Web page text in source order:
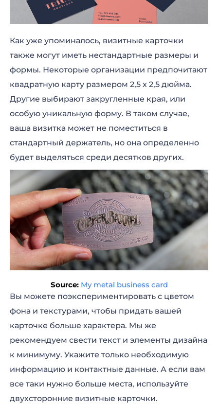
Как уже упоминалось, визитные карточки
также могут иметь нестандартные размеры и
формы. Некоторые организации предпочитают
квадратную карту размером 2,5 x 2,5 дюйма.
Другие выбирают закругленные края, или
особую уникальную форму. В таком случае,
ваша визитка может не поместиться в
стандартный держатель, но она определенно
будет выделяться среди десятков других.
Source: My metal business card
Вы можете поэкспериментировать с цветом
фона и текстурами, чтобы придать вашей
карточке больше характера. Мы же
рекомендуем свести текст и элементы дизайна
к минимуму. Укажите только необходимую
информацию и контактные данные. А если вам
все таки нужно больше места, используйте
двухсторонние визитные карточки.